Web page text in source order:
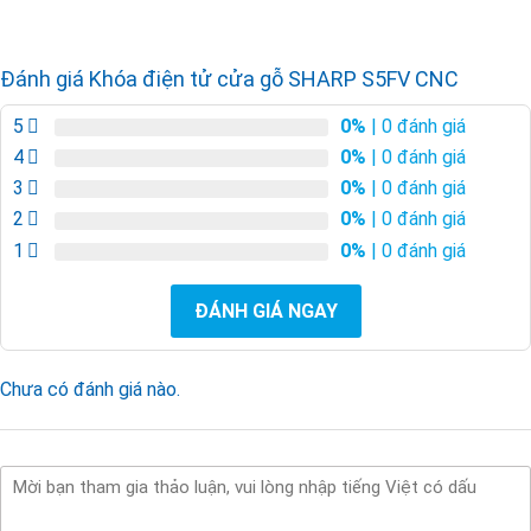
Đánh giá Khóa điện tử cửa gỗ SHARP S5FV CNC
5 0% | 0 đánh giá
4
0% | 0 đánh giá
3
0% | 0 đánh giá
2
0% | 0 đánh giá
1
0% | 0 đánh giá
ĐÁNH GIÁ NGAY
Chưa có đánh giá nào.